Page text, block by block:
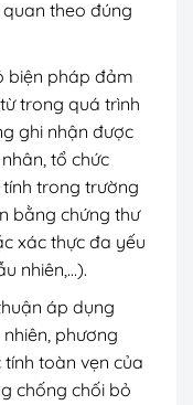
theo đúng
biện pháp đảm
trong quá trình
ghi nhận được
tổ chức
trong trường
bằng chứng thư
xác thực đa yếu
nhiên,…).
áp dụng
phương
toàn vẹn của
chống chối bỏ